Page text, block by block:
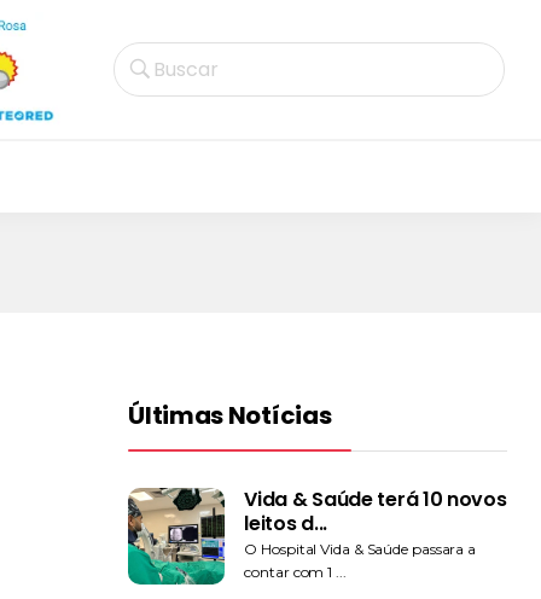
Buscar
Últimas Notícias
Vida & Saúde terá 10 novos
leitos d...
O Hospital Vida & Saúde passara a
contar com 1 ...